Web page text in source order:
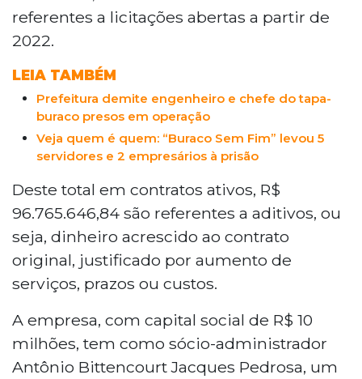
de prisão e dez de busca e apreensão
foram cumpridos. O Ministério Público
aponta desvios de R$ 113,7 milhões entre
2018 e 2025.
referentes a licitações abertas a partir de
2022.
LEIA TAMBÉM
Prefeitura demite engenheiro e chefe do tapa-
buraco presos em operação
Veja quem é quem: “Buraco Sem Fim” levou 5
servidores e 2 empresários à prisão
Deste total em contratos ativos, R$
96.765.646,84 são referentes a aditivos, ou
seja, dinheiro acrescido ao contrato
original, justificado por aumento de
serviços, prazos ou custos.
A empresa, com capital social de R$ 10
milhões, tem como sócio-administrador
Antônio Bittencourt Jacques Pedrosa, um